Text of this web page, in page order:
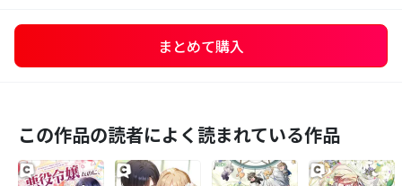
まとめて購入
この作品の読者によく読まれている作品